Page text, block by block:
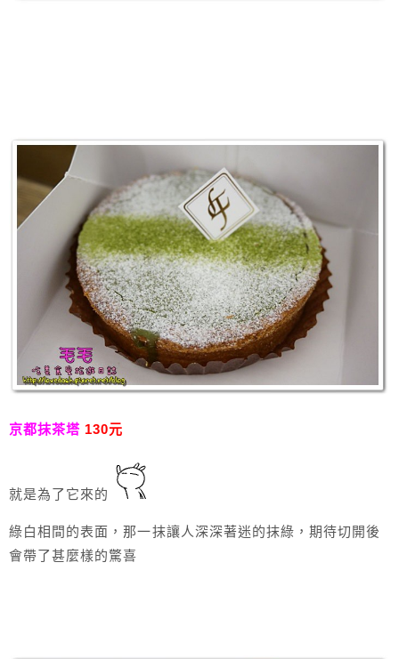
京都抹茶塔 130元
就是為了它來的
綠白相間的表面，那一抹讓人深深著迷的抹綠，期待切開後
會帶了甚麼樣的驚喜